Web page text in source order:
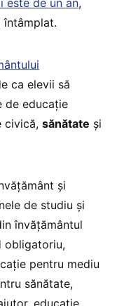
întâmplat.
ca elevii să
de educație
civică, sănătate și
și
de studiu și
învățământul
obligatoriu,
pentru mediu
sănătate,
educație